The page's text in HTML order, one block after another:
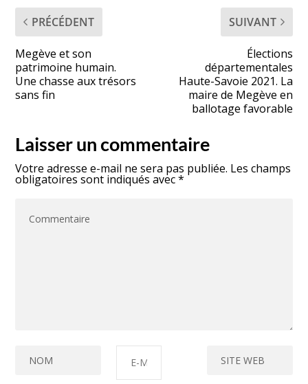
PRÉCÉDENT
Megève et son
patrimoine humain.
Une chasse aux trésors
sans fin
SUIVANT
Élections
départementales
Haute-Savoie 2021. La
maire de Megève en
ballotage favorable
Laisser un commentaire
Votre adresse e-mail ne sera pas publiée. Les champs
obligatoires sont indiqués avec*